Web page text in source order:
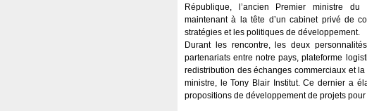
République, l’ancien Premier ministre du
maintenant à la tête d’un cabinet privé de
stratégies et les politiques de développement.
Durant les rencontre, les deux
partenariats entre notre pays, plateforme
redistribution des échanges commerciaux et
ministre, le Tony Blair Institut. Ce dernier a
propositions de développement de projets